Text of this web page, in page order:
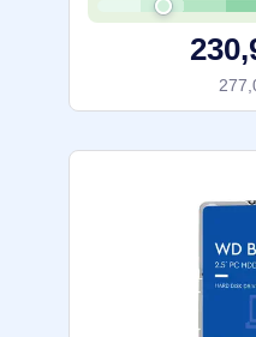
Taille du disque